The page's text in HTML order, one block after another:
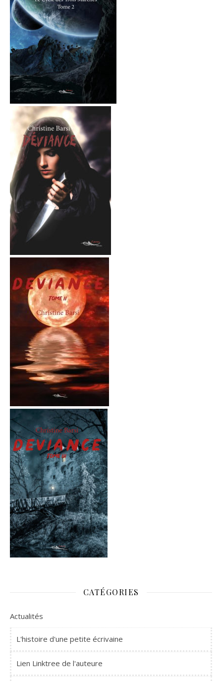
CATÉGORIES
Actualités
L'histoire d'une petite écrivaine
Lien Linktree de l'auteure